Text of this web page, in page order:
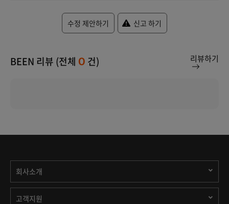
수정 제안하기 신고 하기
BEEN 리뷰 (전체 0 건) 리뷰하기
회사소개
고객지원